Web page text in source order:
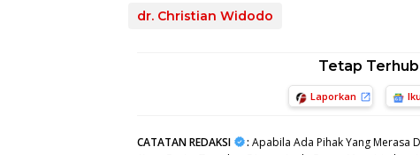
dr. Christian Widodo
Tetap
Laporkan
CATATAN REDAKSI : Apabila Ada Pihak Yang Merasa